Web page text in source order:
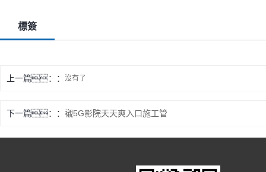
標簽
上一篇： 沒有了
下一篇： 襯5G影院天天爽入口施工管